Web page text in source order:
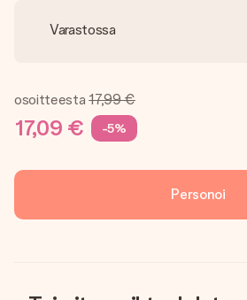
Varastossa
osoitteesta 17,99 €
17,09 € -5%
Personoi